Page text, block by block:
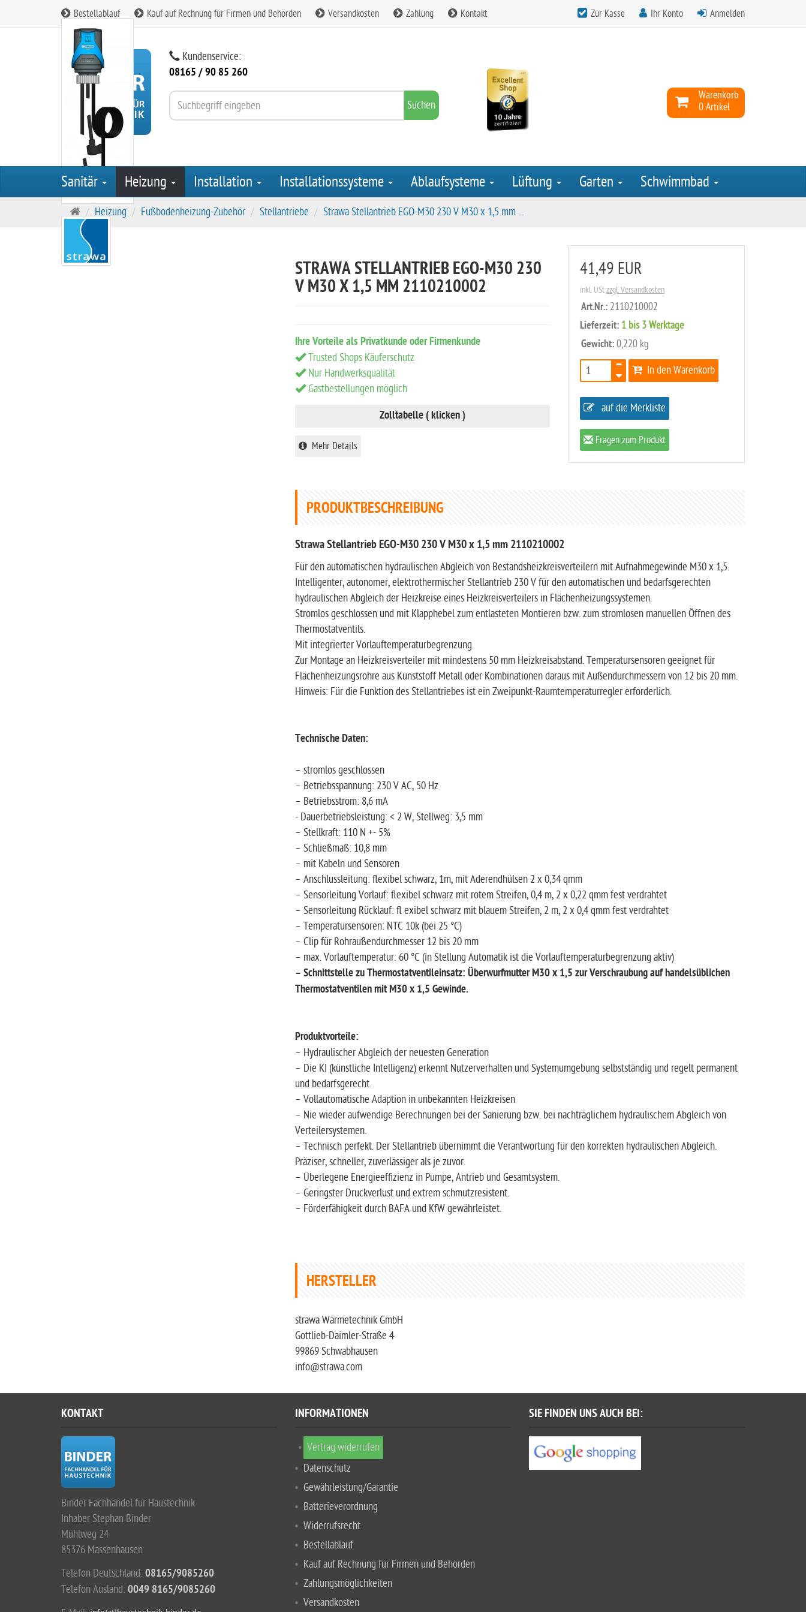
Bestellablauf Kauf auf Rechnung für Firmen und Behörden Versandkosten Zahlung Kontakt Zur Kasse Ihr Konto Anmelden
Kundenservice:
08165 / 90 85 260
Suchen
Warenkorb
0 Artikel
Sanitär Heizung Installation Installationssysteme Ablaufsysteme Lüftung Garten Schwimmbad
S
t
a
r
Heizung Fußbodenheizung-Zubehör Stellantriebe Strawa Stellantrieb EGO-M30 230 V M30 x 1,5 mm ...
41,49 EUR
inkl. UStzzgl. Versandkosten
Art.Nr.: 2110210002
Lieferzeit: 1 bis 3 Werktage
Gewicht: 0,220 kg
In den Warenkorb
auf die Merkliste
Fragen zum Produkt
STRAWA STELLANTRIEB EGO-M30 230
V M30 X 1,5 MM 2110210002
Ihre Vorteile als Privatkunde oder Firmenkunde
Trusted Shops Käuferschutz
Nur Handwerksqualität
Gastbestellungen möglich
Zolltabelle ( klicken )
Mehr Details
PRODUKTBESCHREIBUNG
Strawa Stellantrieb EGO-M30 230 V M30 x 1,5 mm 2110210002
Für den automatischen hydraulischen Abgleich von Bestandsheizkreisverteilern mit Aufnahmegewinde M30 x 1,5.
Intelligenter, autonomer, elektrothermischer Stellantrieb 230 V für den automatischen und bedarfsgerechten
hydraulischen Abgleich der Heizkreise eines Heizkreisverteilers in Flächenheizungssystemen.
Stromlos geschlossen und mit Klapphebel zum entlasteten Montieren bzw. zum stromlosen manuellen Öffnen des
Thermostatventils.
Mit integrierter Vorlauftemperaturbegrenzung.
Zur Montage an Heizkreisverteiler mit mindestens 50 mm Heizkreisabstand. Temperatursensoren geeignet für
Flächenheizungsrohre aus Kunststoff Metall oder Kombinationen daraus mit Außendurchmessern von 12 bis 20 mm.
Hinweis: Für die Funktion des Stellantriebes ist ein Zweipunkt-Raumtemperaturregler erforderlich.
Technische Daten:
– stromlos geschlossen
– Betriebsspannung: 230 V AC, 50 Hz
– Betriebsstrom: 8,6 mA
- Dauerbetriebsleistung: < 2 W, Stellweg: 3,5 mm
– Stellkraft: 110 N +- 5%
– Schließmaß: 10,8 mm
– mit Kabeln und Sensoren
– Anschlussleitung: flexibel schwarz, 1m, mit Aderendhülsen 2 x 0,34 qmm
– Sensorleitung Vorlauf: flexibel schwarz mit rotem Streifen, 0,4 m, 2 x 0,22 qmm fest verdrahtet
– Sensorleitung Rücklauf: fl exibel schwarz mit blauem Streifen, 2 m, 2 x 0,4 qmm fest verdrahtet
– Temperatursensoren: NTC 10k (bei 25 °C)
– Clip für Rohraußendurchmesser 12 bis 20 mm
– max. Vorlauftemperatur: 60 °C (in Stellung Automatik ist die Vorlauftemperaturbegrenzung aktiv)
– Schnittstelle zu Thermostatventileinsatz: Überwurfmutter M30 x 1,5 zur Verschraubung auf handelsüblichen
Thermostatventilen mit M30 x 1,5 Gewinde.
Produktvorteile:
– Hydraulischer Abgleich der neuesten Generation
– Die KI (künstliche Intelligenz) erkennt Nutzerverhalten und Systemumgebung selbstständig und regelt permanent
und bedarfsgerecht.
– Vollautomatische Adaption in unbekannten Heizkreisen
– Nie wieder aufwendige Berechnungen bei der Sanierung bzw. bei nachträglichem hydraulischem Abgleich von
Verteilersystemen.
– Technisch perfekt. Der Stellantrieb übernimmt die Verantwortung für den korrekten hydraulischen Abgleich.
Präziser, schneller, zuverlässiger als je zuvor.
– Überlegene Energieeffizienz in Pumpe, Antrieb und Gesamtsystem.
– Geringster Druckverlust und extrem schmutzresistent.
– Förderfähigkeit durch BAFA und KfW gewährleistet.
HERSTELLER
strawa Wärmetechnik GmbH
Gottlieb-Daimler-Straße 4
99869 Schwabhausen
info@strawa.com
KONTAKT
Binder Fachhandel für Haustechnik
Inhaber Stephan Binder
Mühlweg 24
85376 Massenhausen
Telefon Deutschland: 08165/9085260
Telefon Ausland: 0049 8165/9085260
INFORMATIONEN
Vertrag widerrufen
Datenschutz
Gewährleistung/Garantie
Batterieverordnung
Widerrufsrecht
Bestellablauf
Kauf auf Rechnung für Firmen und Behörden
Zahlungsmöglichkeiten
Versandkosten
SIE FINDEN UNS AUCH BEI: